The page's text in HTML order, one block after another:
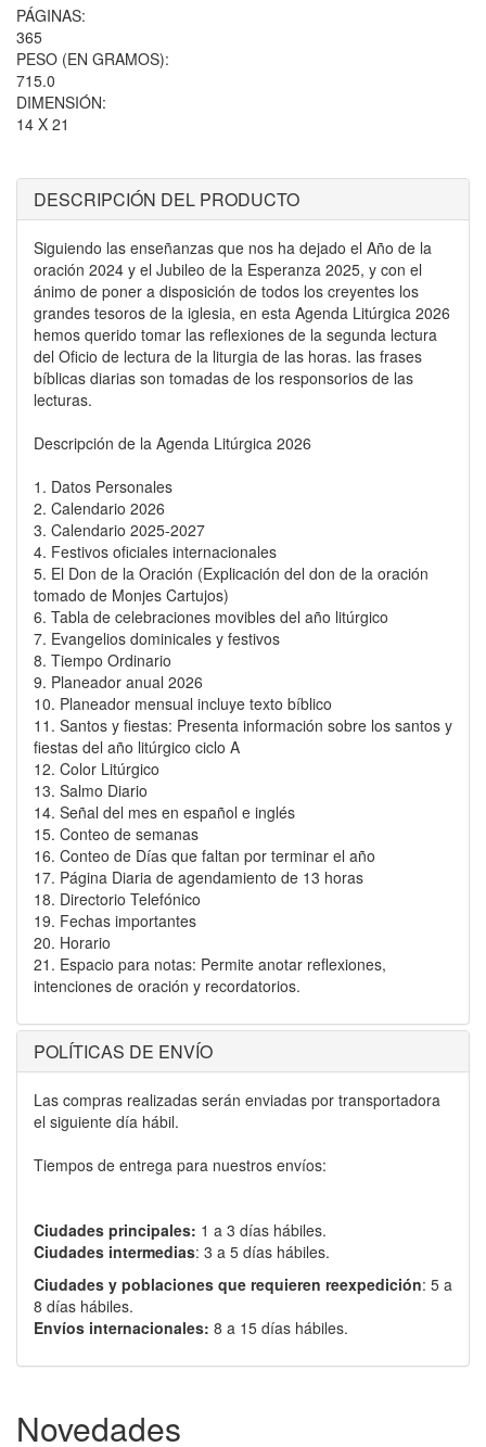
PÁGINAS:
365
PESO (EN GRAMOS):
715.0
DIMENSIÓN:
14 X 21
DESCRIPCIÓN DEL PRODUCTO
Siguiendo las enseñanzas que nos ha dejado el Año de la
oración 2024 y el Jubileo de la Esperanza 2025, y con el
ánimo de poner a disposición de todos los creyentes los
grandes tesoros de la iglesia, en esta Agenda Litúrgica 2026
hemos querido tomar las reflexiones de la segunda lectura
del Oficio de lectura de la liturgia de las horas. las frases
bíblicas diarias son tomadas de los responsorios de las
lecturas.
Descripción de la Agenda Litúrgica 2026
1. Datos Personales
2. Calendario 2026
3. Calendario 2025-2027
4. Festivos oficiales internacionales
5. El Don de la Oración (Explicación del don de la oración
tomado de Monjes Cartujos)
6. Tabla de celebraciones movibles del año litúrgico
7. Evangelios dominicales y festivos
8. Tiempo Ordinario
9. Planeador anual 2026
10. Planeador mensual incluye texto bíblico
11. Santos y fiestas: Presenta información sobre los santos y
fiestas del año litúrgico ciclo A
12. Color Litúrgico
13. Salmo Diario
14. Señal del mes en español e inglés
15. Conteo de semanas
16. Conteo de Días que faltan por terminar el año
17. Página Diaria de agendamiento de 13 horas
18. Directorio Telefónico
19. Fechas importantes
20. Horario
21. Espacio para notas: Permite anotar reflexiones,
intenciones de oración y recordatorios.
POLÍTICAS DE ENVÍO
Las compras realizadas serán enviadas por transportadora
el siguiente día hábil.
Tiempos de entrega para nuestros envíos:
Ciudades principales: 1 a 3 días hábiles.
Ciudades intermedias: 3 a 5 días hábiles.
Ciudades y poblaciones que requieren reexpedición: 5 a
8 días hábiles.
Envíos internacionales: 8 a 15 días hábiles.
Novedades